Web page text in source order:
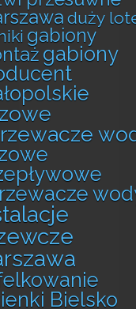
duży
gabiony
gabiony
Bielsko